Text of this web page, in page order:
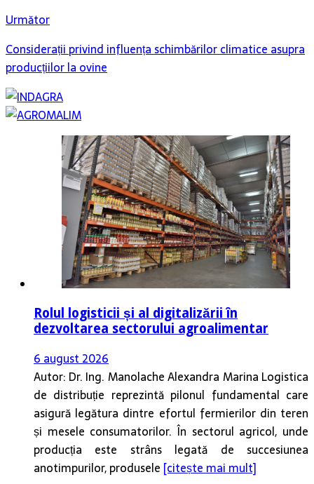
Următor
Considerații privind influența schimbărilor climatice asupra
producțiilor la ovine
Rolul logisticii și al digitalizării în
dezvoltarea sectorului agroalimentar
6 august 2026
Autor: Dr. Ing. Manolache Alexandra Marina Logistica
de distribuție reprezintă pilonul fundamental care
asigură legătura dintre efortul fermierilor din teren
și mesele consumatorilor. În sectorul agricol, unde
producția este strâns legată de succesiunea
anotimpurilor, produsele [citește mai mult]